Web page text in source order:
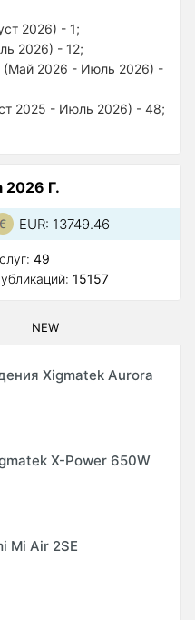
2026) - 1;
2026) - 12;
(Май 2026 - Июль 2026) -
2025 - Июль 2026) - 48;
2026 Г.
EUR: 13749.46
49
15157
NEW
Xigmatek Aurora
X-Power 650W
Mi Air 2SE